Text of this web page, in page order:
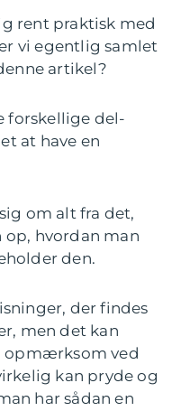
rent praktisk med
vi egentlig samlet
artikel?
forskellige del-
at have en
om alt fra det,
hvordan man
den.
der findes
men det kan
opmærksom ved
kan pryde og
har sådan en